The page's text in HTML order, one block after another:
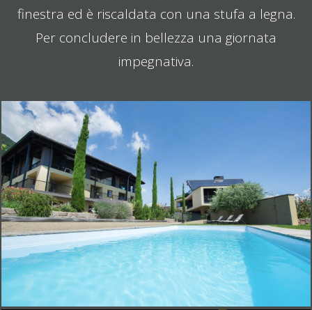
finestra ed è riscaldata con una stufa a legna.
Per concludere in bellezza una giornata
impegnativa.